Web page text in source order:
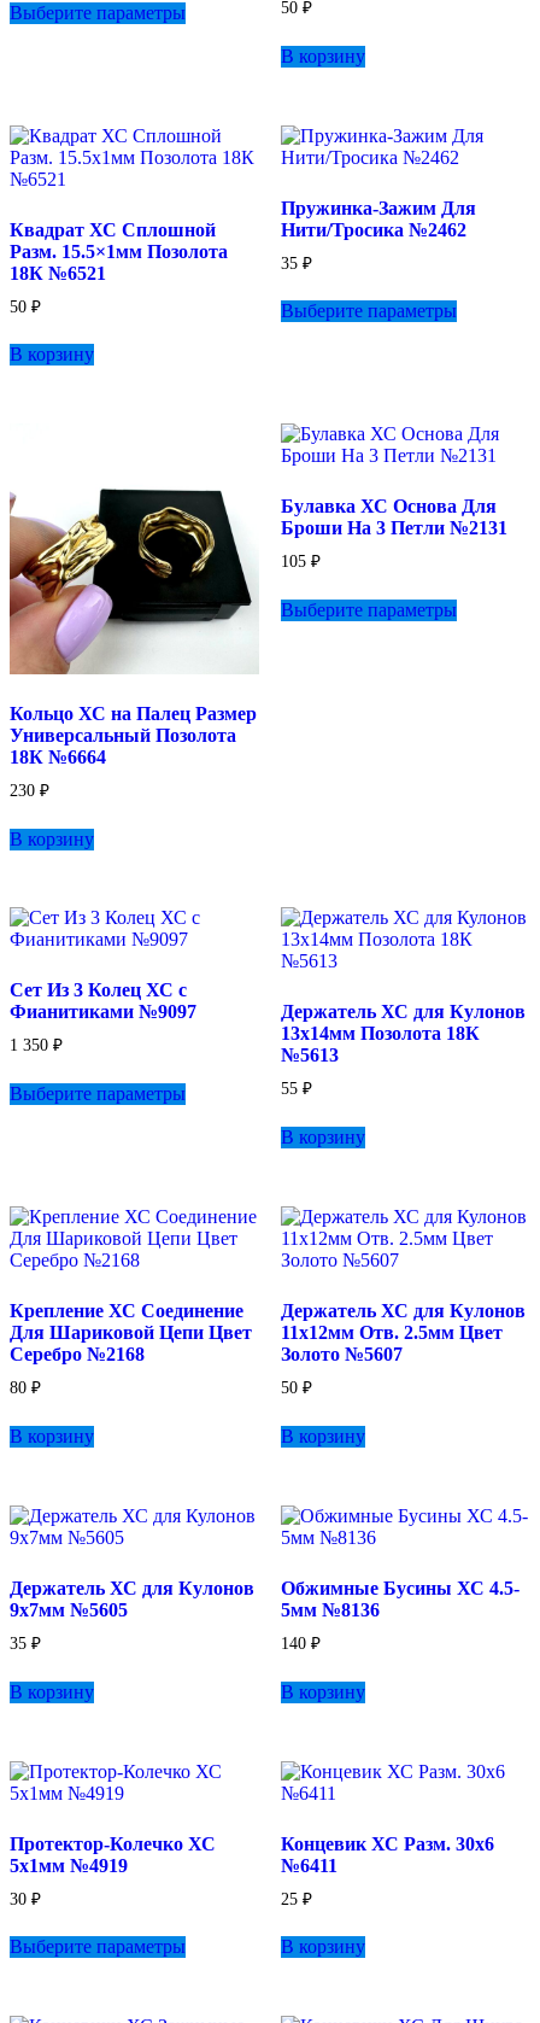
Выберите параметры
выбрать
на
50 ₽
В корзину
Квадрат ХС Сплошной
Разм. 15.5×1мм Позолота
18К №6521
50 ₽
В корзину
Пружинка-Зажим Для
Нити/Тросика №2462
35 ₽
Выберите параметрытовар
выбрать
на
товара.
Кольцо ХС на Палец Размер
Универсальный Позолота
18К №6664
230 ₽
В корзину
Булавка ХС Основа Для
Броши На 3 Петли №2131
105 ₽
Выберите параметрытовар
Сет Из 3 Колец ХС с
Фианитиками №9097
1 350 ₽
Выберите параметры
выбрать
на
Держатель ХС для Кулонов
13х14мм Позолота 18К
№5613
55 ₽
В корзину
Крепление ХС Соединение
Для Шариковой Цепи Цвет
Серебро №2168
80 ₽
В корзину
Держатель ХС для Кулонов
11х12мм Отв. 2.5мм Цвет
Золото №5607
50 ₽
В корзину
Держатель ХС для Кулонов
9х7мм №5605
35 ₽
В корзину
Обжимные Бусины ХС 4.5-
5мм №8136
140 ₽
В корзину
Протектор-Колечко ХС
5х1мм №4919
30 ₽
Выберите параметры
Концевик ХС Разм. 30х6
№6411
25 ₽
В корзину